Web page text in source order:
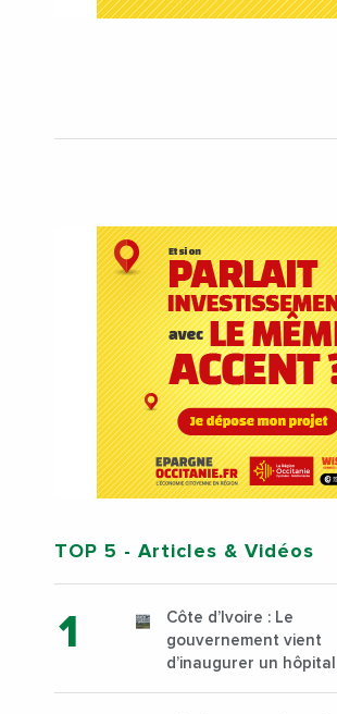
TOP 5 - Articles & Vidéos
Côte d’Ivoire : Le
gouvernement vient
d’inaugurer un